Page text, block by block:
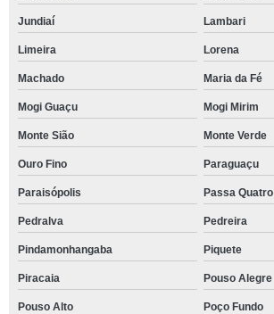
Jundiaí Lambari
Limeira Lorena
Machado Maria da Fé
Mogi Guaçu Mogi Mirim
Monte Sião Monte Verde
Ouro Fino Paraguaçu
Paraisópolis Passa Quatro
Pedralva Pedreira
Pindamonhangaba Piquete
Piracaia Pouso Alegre
Pouso Alto Poço Fundo